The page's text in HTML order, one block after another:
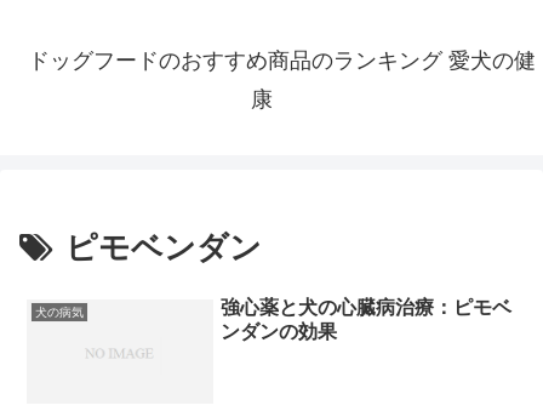
ドッグフードのおすすめ商品のランキング 愛犬の健
康
ピモベンダン
犬の病気
強心薬と犬の心臓病治療：ピモベ
ンダンの効果